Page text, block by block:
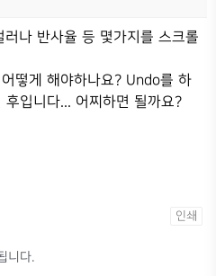
나 반사율 등 몇가지를 스크롤
떻게 해야하나요? Undo를 하
입니다... 어찌하면 될까요?
인쇄
니다.